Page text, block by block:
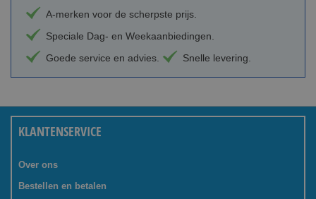
A-merken voor de scherpste prijs.
Speciale Dag- en Weekaanbiedingen.
Goede service en advies.
Snelle levering.
KLANTENSERVICE
Over ons
Bestellen en betalen